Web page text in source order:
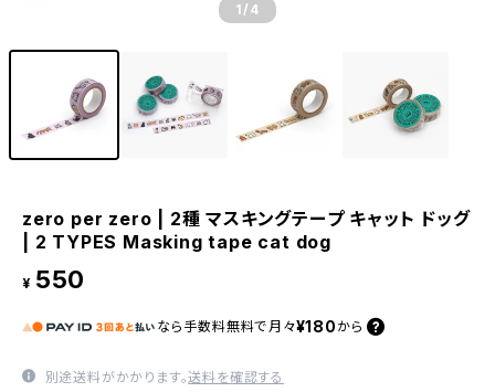
1 /4
zero per zero | 2種 マスキングテープ キャット ドッグ
| 2 TYPES Masking tape cat dog
¥ 550
なら 手数料無料で 月々¥180 から
別途送料がかかります。送料を確認する